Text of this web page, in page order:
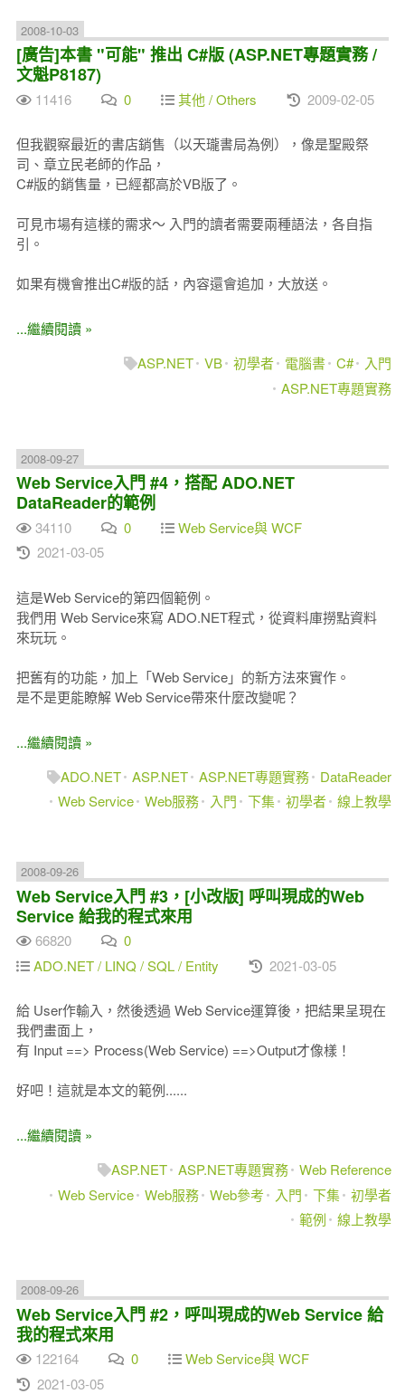
2008-10-03
[廣告]本書 "可能" 推出 C#版 (ASP.NET專題實務 /
文魁P8187)
11416 0 其他 / Others 2009-02-05
但我觀察最近的書店銷售（以天瓏書局為例），像是聖殿祭
司、章立民老師的作品，
C#版的銷售量，已經都高於VB版了。
可見市場有這樣的需求～ 入門的讀者需要兩種語法，各自指
引。
如果有機會推出C#版的話，內容還會追加，大放送。
...繼續閱讀 »
ASP.NET VB 初學者 電腦書 C#
入門
ASP.NET專題實務
2008-09-27
Web Service入門 #4，搭配 ADO.NET
DataReader的範例
34110 0
Web Service與 WCF
2021-03-05
這是Web Service的第四個範例。
我們用 Web Service來寫 ADO.NET程式，從資料庫撈點資料
來玩玩。
把舊有的功能，加上「Web Service」的新方法來實作。
是不是更能瞭解 Web Service帶來什麼改變呢？
...繼續閱讀 »
ADO.NET ASP.NET ASP.NET專題實務
DataReader
Web Service Web服務 入門 下集 初學者 線上教學
2008-09-26
Web Service入門 #3，[小改版] 呼叫現成的Web
Service 給我的程式來用
66820
0
ADO.NET / LINQ / SQL / Entity
2021-03-05
給 User作輸入，然後透過 Web Service運算後，把結果呈現在
我們畫面上，
有 Input ==> Process(Web Service) ==>Output才像樣！
好吧！這就是本文的範例......
...繼續閱讀 »
ASP.NET ASP.NET專題實務 Web Reference
Web Service Web服務 Web參考 入門 下集 初學者
範例
線上教學
2008-09-26
Web Service入門 #2，呼叫現成的Web Service 給
我的程式來用
122164 0
Web Service與 WCF
2021-03-05